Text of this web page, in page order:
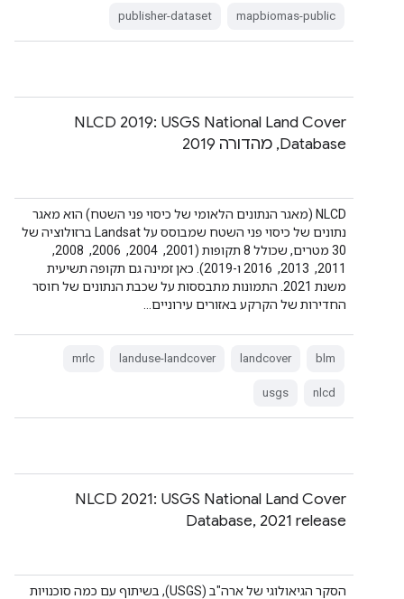
mapbiomas-public
publisher-dataset
‫NLCD 2019: USGS National Land Cover
Database, מהדורה 2019
‫NLCD (מאגר הנתונים הלאומי של כיסוי פני השטח) הוא מאגר
נתונים של כיסוי פני השטח שמבוסס על Landsat ברזולוציה של
30 מטרים, שכולל 8 תקופות (2001, ‏ 2004, ‏ 2006, ‏ 2008, ‏
2011, ‏ 2013, ‏ 2016 ו-2019). כאן זמינה גם תקופה תשיעית
משנת 2021. התמונות מתבססות על שכבת הנתונים של חוסר
החדירות של הקרקע באזורים עירוניים…
blm
landcover
landuse-landcover
mrlc
nlcd
usgs
NLCD 2021: USGS National Land Cover
Database, 2021 release
הסקר הגיאולוגי של ארה"ב (USGS), בשיתוף עם כמה סוכנויות